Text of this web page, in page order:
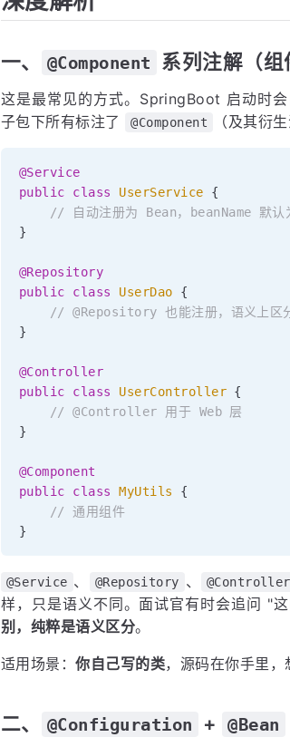
一、 @Component 系列注解（组
这是最常见的方式。SpringBoot 启动时
子包下所有标注了
@Component （及其衍
@Service
public
class UserService
{
// 自动注册为 Bean，beanName 默
}
@Repository
public
class UserDao
{
// @Repository 也能注册，语义上区
}
@Controller
public
class UserController {
// @Controller 用于 Web 层
}
@Component
public
class MyUtils
{
// 通用组件
}
@Service 、 @Repository 、 @Controller
样，只是语义不同。面试官有时会追问 "
别，纯粹是语义区分。
适用场景：你自己写的类，源码在你手里，
二、 @Configuration + @Bean